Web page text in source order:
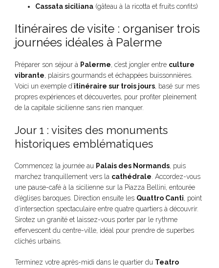
Cassata siciliana (gâteau à la ricotta et fruits confits)
Itinéraires de visite : organiser trois
journées idéales à Palerme
Préparer son séjour à Palerme, c’est jongler entre culture
vibrante, plaisirs gourmands et échappées buissonnières.
Voici un exemple d’itinéraire sur trois jours, basé sur mes
propres expériences et découvertes, pour profiter pleinement
de la capitale sicilienne sans rien manquer.
Jour 1 : visites des monuments
historiques emblématiques
Commencez la journée au Palais des Normands, puis
marchez tranquillement vers la cathédrale . Accordez-vous
une pause-café à la sicilienne sur la Piazza Bellini, entourée
d’églises baroques. Direction ensuite les Quattro Canti, point
d’intersection spectaculaire entre quatre quartiers à découvrir.
Sirotez un granité et laissez-vous porter par le rythme
effervescent du centre-ville, idéal pour prendre de superbes
clichés urbains.
Terminez votre après-midi dans le quartier du Teatro